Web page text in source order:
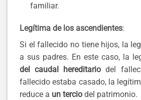
familiar.
Legítima de los ascendientes:
Si el fallecido no tiene hijos, la
a sus padres. En este caso, la
del caudal hereditario del
fallecido estaba casado, la
reduce a un tercio del patrimonio.